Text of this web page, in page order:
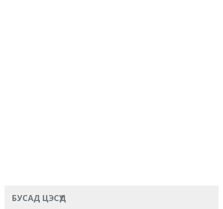
БУСАД ЦЭСҮҮД